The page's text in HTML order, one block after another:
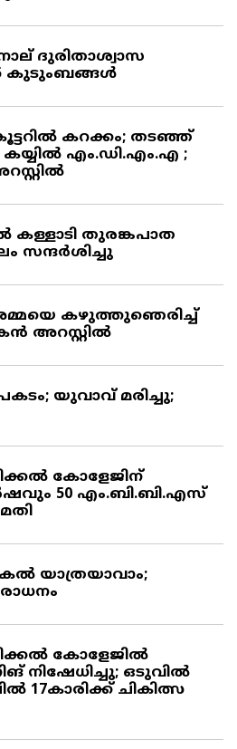
ദുരിതാശ്വാസ
കുടുംബങ്ങള്‍
കറക്കം; തടഞ്ഞ്
കയ്യില്‍ എം.ഡി.എം.എ ;
തുരങ്കപാത
സന്ദര്‍ശിച്ചു
കഴുത്തുഞെരിച്ച്
അറസ്റ്റില്‍
യുവാവ് മരിച്ചു;
കോളേജിന്
50 എം.ബി.ബി.എസ്
യാത്രയാവാം;
കോളേജില്‍
നിഷേധിച്ചു; ഒടുവില്‍
17കാരിക്ക് ചികിത്സ